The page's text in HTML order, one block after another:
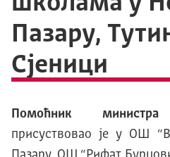
Пазару,
Сјеници
Помоћник
присуствовао је у ОШ